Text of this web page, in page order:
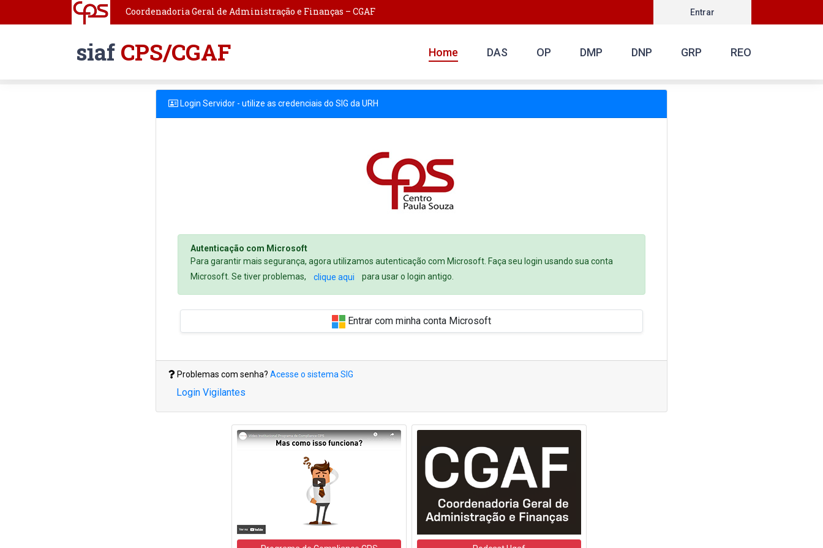
Coordenadoria Geral de Administração e Finanças – CGAF Entrar
siaf CPS/CGAF Home DAS OP DMP DNP GRP REO
Login Servidor - utilize as credenciais do SIG da URH
Autenticação com Microsoft
Para garantir mais segurança, agora utilizamos autenticação com Microsoft. Faça seu login usando sua conta
Microsoft. Se tiver problemas,
clique aqui para usar o login antigo.
Entrar com minha conta Microsoft
Problemas com senha? Acesse o sistema SIG
Login Vigilantes